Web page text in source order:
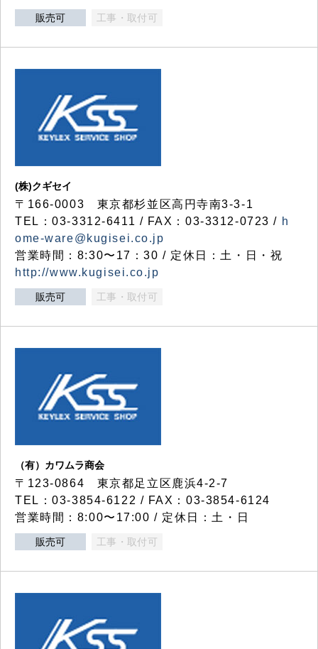
販売可 工事・取付可
(株)クギセイ
〒166-0003 東京都杉並区高円寺南3-3-1
TEL：03-3312-6411 / FAX：03-3312-0723 / h
ome-ware@kugisei.co.jp
営業時間：8:30〜17：30 / 定休日：土・日・祝
http://www.kugisei.co.jp
販売可 工事・取付可
（有）カワムラ商会
〒123-0864 東京都足立区鹿浜4-2-7
TEL：03-3854-6122 / FAX：03-3854-6124
営業時間：8:00〜17:00 / 定休日：土・日
販売可 工事・取付可